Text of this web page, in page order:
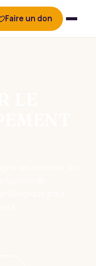
Faire un don